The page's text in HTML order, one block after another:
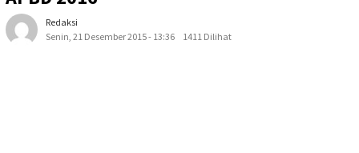
Redaksi
Senin, 21 Desember 2015 - 13:36
1411 Dilihat